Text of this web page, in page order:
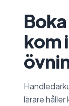
kom
lärare håller